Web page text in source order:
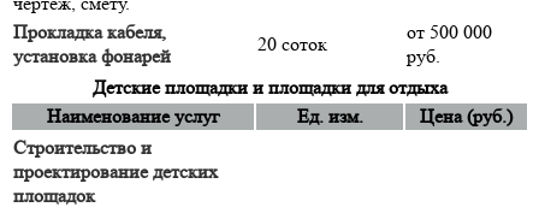
Прокладка кабеля,
установка фонарей
20 соток
от 500 000
руб.
Детские площадки и площадки для отдыха
Наименование услуг
Ед. изм.
Цена (руб.)
Строительство и
проектирование детских
площадок